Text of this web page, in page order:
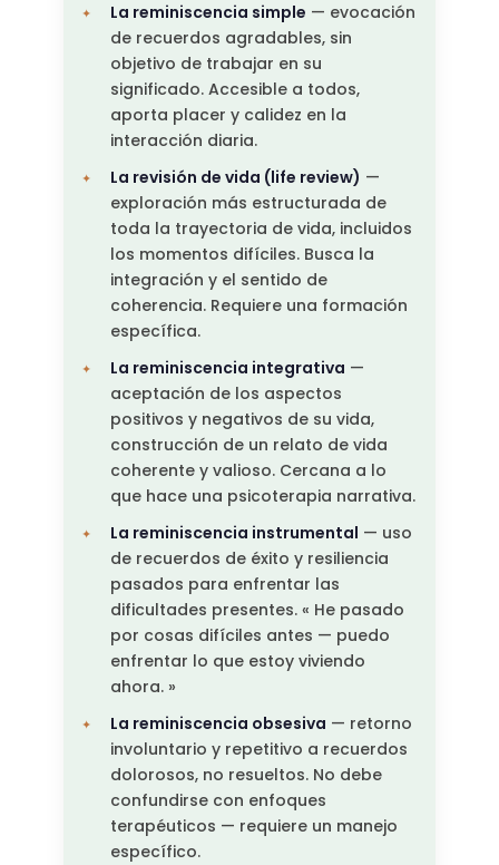
La reminiscencia simple — evocación
de recuerdos agradables, sin
objetivo de trabajar en su
significado. Accesible a todos,
aporta placer y calidez en la
interacción diaria.
La revisión de vida (life review) —
exploración más estructurada de
toda la trayectoria de vida, incluidos
los momentos difíciles. Busca la
integración y el sentido de
coherencia. Requiere una formación
específica.
La reminiscencia integrativa —
aceptación de los aspectos
positivos y negativos de su vida,
construcción de un relato de vida
coherente y valioso. Cercana a lo
que hace una psicoterapia narrativa.
La reminiscencia instrumental — uso
de recuerdos de éxito y resiliencia
pasados para enfrentar las
dificultades presentes. « He pasado
por cosas difíciles antes — puedo
enfrentar lo que estoy viviendo
ahora. »
La reminiscencia obsesiva — retorno
involuntario y repetitivo a recuerdos
dolorosos, no resueltos. No debe
confundirse con enfoques
terapéuticos — requiere un manejo
específico.